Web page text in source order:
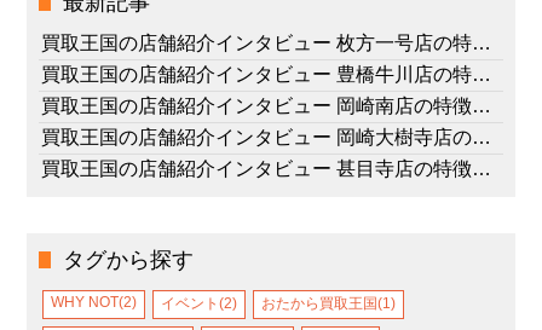
買取王国の店舗紹介インタビュー 枚方一号店の特徴、スタッフの想い
買取王国の店舗紹介インタビュー 豊橋牛川店の特徴、スタッフの想い
買取王国の店舗紹介インタビュー 岡崎南店の特徴、スタッフの想い
買取王国の店舗紹介インタビュー 岡崎大樹寺店の特徴、スタッフの想い
買取王国の店舗紹介インタビュー 甚目寺店の特徴、スタッフの想い
タグから探す
WHY NOT(2) イベント(2) おたから買取王国(1)